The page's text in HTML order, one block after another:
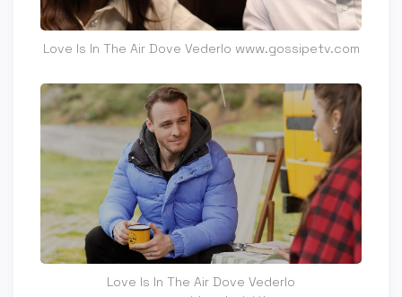
Love Is In The Air Dove Vederlo www.gossipetv.com
Love Is In The Air Dove Vederlo